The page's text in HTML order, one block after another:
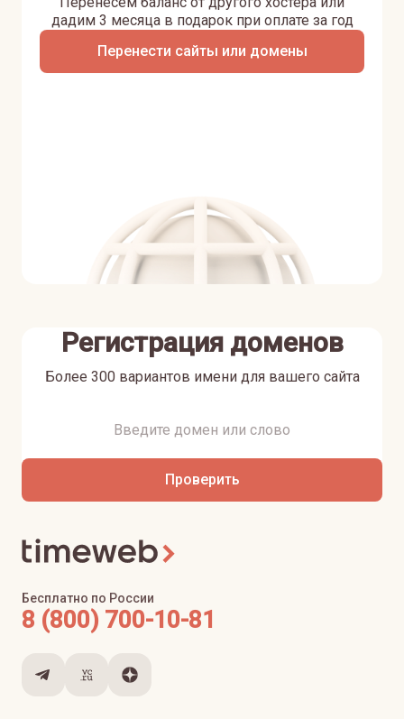
Перенести сайты или домены
дадим 3 месяца в подарок при оплате за год
Регистрация доменов
Более 300 вариантов имени для вашего сайта
Проверить
Бесплатно по России
8 (800) 700-10-81